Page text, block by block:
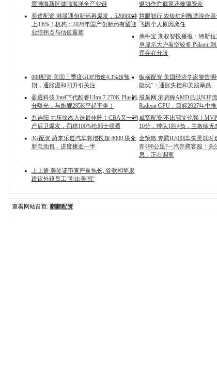
黄渤海新区做强海洋全产业链
银协作拦截返还被骗资金
奕道配资 港股通创新药再爆发，520880冲
上3.6%！机构：2026年国产创新药有望迎
业绩拐点与估值重塑
慧眼智行 农银红利甄选混合
飞因个人原因离任
擒牛宝 期权智投播报：特斯
单显示大户看空较多 Palantir
弈存在分歧
009配资 美国三季度GDP增速4.3%超预
期，通胀温和回升引关注
纵横配资 美国经济学家警告
隐忧”：通胀失控和美股暴跌
盈透科技 Intel下代酷睿Ultra 7 270K Plus跑
分曝光：与旗舰285K平起平坐！
股巢网 消息称AMD已以N3P
Radeon GPU，目标2027年中
九连阳 力压徐杰入选最佳阵！CBA又一国
产后卫爆发，罚球100%给郭士强看
威贤配资 不比郭艾伦强！
10分，带队1胜4负，主教练无
3G配资 蔚来乐道汽车将增投超 8000 块全
新电池包，进度接近一半
金策略 奔腾B70刹车失灵以时
奔490公里?一汽奔腾客服：关
息，正在调查
上上通 美签证审查严重拖长, 谷歌和苹果
建议外籍员工“别出美国”
查看网站首页: 翻翻配资